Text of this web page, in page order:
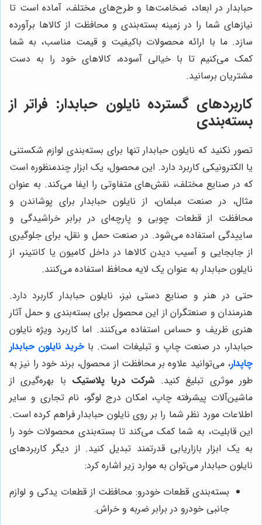
حبابدار در ابعاد، ضخامت‌ها و طرح‌های مختلف، آماده است تا
نیازهای شما را در زمینه بسته‌بندی و محافظت از کالاها برآورده
سازد. ما با ارائه محصولات باکیفیت و قیمت مناسب، به شما
کمک می‌کنیم تا با خیالی آسوده، کالاهای خود را به دست
مشتریان برسانید.
کاربردهای گسترده نایلون حبابدار: فراتر از
بسته‌بندی
تصور نکنید که نایلون حبابدار تنها برای بسته‌بندی لوازم شکستنی
یا الکترونیکی کاربرد دارد. این محصول، یک ابزار چندمنظوره است
که در صنایع مختلف، نقش‌های متفاوتی را ایفا می‌کند. به عنوان
مثال، در صنعت مبلمان، از نایلون حبابدار برای پوشاندن و
محافظت از قطعات چوبی و پارچه‌ای در برابر خراشیدگی و
ساییدگی استفاده می‌شود. در صنعت حمل و نقل، برای جلوگیری
از جابجایی و آسیب دیدن کالاها در داخل کامیون یا کانتینر، از
نایلون حبابدار به عنوان یک لایه محافظ استفاده می‌کنند.
حتی در هنر و صنایع دستی نیز، نایلون حبابدار کاربرد دارد.
هنرمندان و صنعتگران از این محصول برای بسته‌بندی و حمل آثار
هنری ظریف و حساس استفاده می‌کنند. اما کاربرد ویژه نایلون
حبابدار، در صنعت چاپ و تبلیغات است. با خرید نایلون حبابدار
چاپدار، می‌توانید علاوه بر محافظت از محصول، برند خود را نیز به
طور موثری تبلیغ کنید. شرکت دریا پلاستیک با بهره‌گیری از
ماشین‌آلات پیشرفته چاپ، امکان درج لوگو، نام تجاری و سایر
اطلاعات مورد نظر شما را بر روی نایلون حبابدار فراهم کرده است.
این قابلیت، به شما کمک می‌کند تا بسته‌بندی محصولات خود را
به یک ابزار بازاریابی قدرتمند تبدیل کنید. از دیگر کاربردهای
نایلون حبابدار می‌توان به موارد زیر اشاره کرد:
بسته‌بندی قطعات خودرو: محافظت از قطعات یدکی و لوازم
جانبی خودرو در برابر ضربه و خراش.